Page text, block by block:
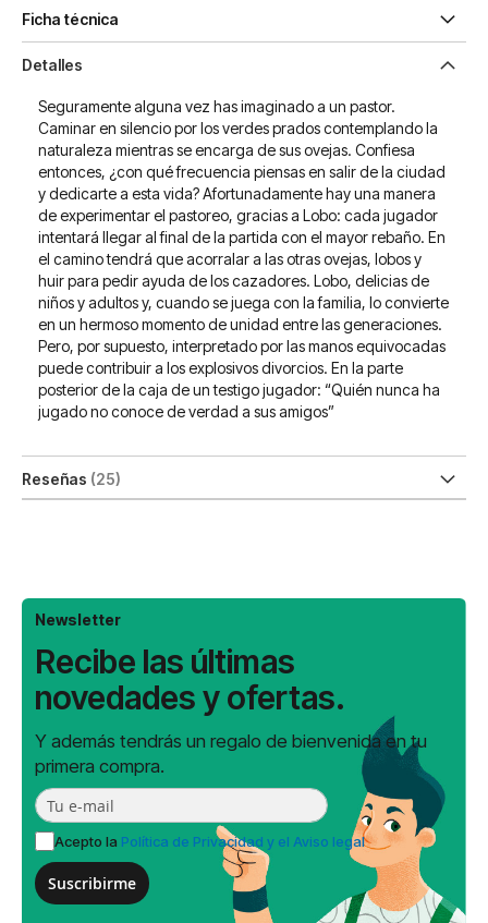
Ficha técnica
Detalles
Seguramente alguna vez has imaginado a un pastor.
Caminar en silencio por los verdes prados contemplando la
naturaleza mientras se encarga de sus ovejas. Confiesa
entonces, ¿con qué frecuencia piensas en salir de la ciudad
y dedicarte a esta vida? Afortunadamente hay una manera
de experimentar el pastoreo, gracias a Lobo: cada jugador
intentará llegar al final de la partida con el mayor rebaño. En
el camino tendrá que acorralar a las otras ovejas, lobos y
huir para pedir ayuda de los cazadores. Lobo, delicias de
niños y adultos y, cuando se juega con la familia, lo convierte
en un hermoso momento de unidad entre las generaciones.
Pero, por supuesto, interpretado por las manos equivocadas
puede contribuir a los explosivos divorcios. En la parte
posterior de la caja de un testigo jugador: “Quién nunca ha
jugado no conoce de verdad a sus amigos”
Reseñas 25
Newsletter
Recibe las últimas
novedades y ofertas.
Y además tendrás un regalo de bienvenida en tu
primera compra.
Acepto la Política de Privacidad y el Aviso legal
Suscribirme